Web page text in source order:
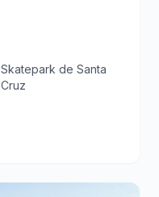
Skatepark de Santa
Cruz